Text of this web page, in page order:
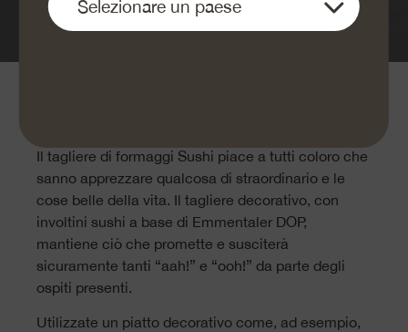
Il tagliere di formaggi Sushi piace a tutti coloro che
sanno apprezzare qualcosa di straordinario e le
cose belle della vita. Il tagliere decorativo, con
involtini sushi a base di Emmentaler DOP,
mantiene ciò che promette e susciterà
sicuramente tanti “aah!” e “ooh!” da parte degli
ospiti presenti.
Utilizzate un piatto decorativo come, ad esempio,